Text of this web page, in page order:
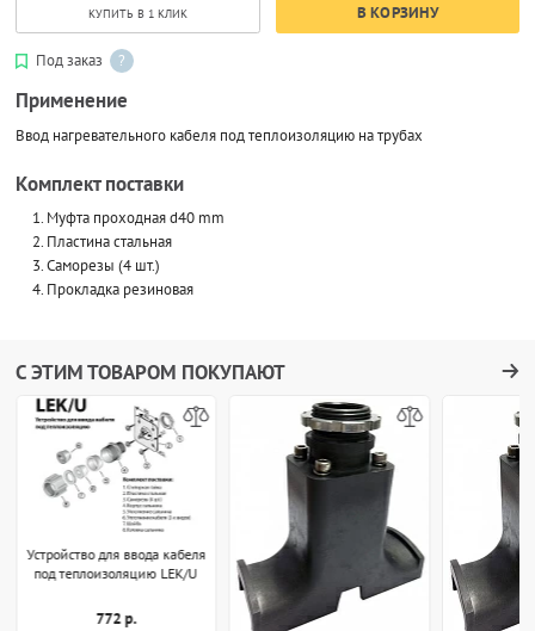
КУПИТЬ В 1 КЛИК В КОРЗИНУ
Под заказ ?
Применение
Ввод нагревательного кабеля под теплоизоляцию на трубах
Комплект поставки
Муфта проходная d40 mm
Пластина стальная
Саморезы (4 шт.)
Прокладка резиновая
С ЭТИМ ТОВАРОМ ПОКУПАЮТ
Устройство для ввода кабеля
под теплоизоляцию LEK/U
772 р.